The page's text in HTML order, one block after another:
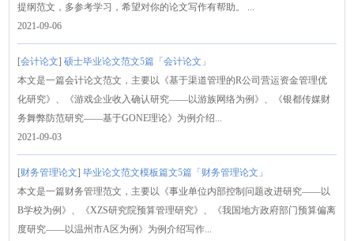
提纲范文，多参考学习，希望对你的论文写作有帮助。 ...
2021-09-06
[会计论文]硕士毕业论文范文5篇「会计论文」
本文是一篇会计论文范文，主要以《基于渠道管理的R公司营运资金管理优
化研究》、《游戏企业收入确认研究——以游族网络为例》、《银都传媒财
务舞弊防范研究——基于GONE理论》为例介绍...
2021-09-03
[财务管理论文]毕业论文范文模板篇文5篇「财务管理论文」
本文是一篇财务管理范文，主要以《事业单位内部控制问题改进研究——以
B学校为例》、《XZS研究院预算管理研究》、《我国地方政府部门预算偏离
度研究——以温州市A区为例》为例介绍写作...